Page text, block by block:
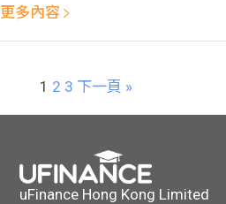
更多內容
1 2 3 下一頁 »
uFinance Hong Kong Limited